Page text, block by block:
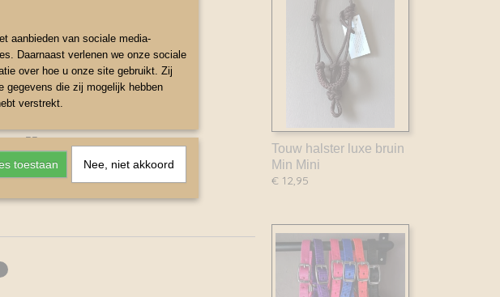
tot 55cm
Touw halster luxe bruin
Min Mini
€ 12,95
aanbieden van sociale media-
Daarnaast verlenen we onze sociale
over hoe u onze site gebruikt. Zij
gegevens die zij mogelijk hebben
verstrekt.
toestaan Nee, niet akkoord